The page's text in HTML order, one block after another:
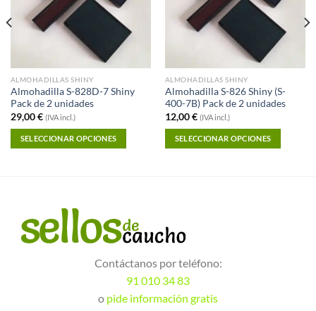
ALMOHADILLAS SHINY
Almohadilla S-828D-7 Shiny
Pack de 2 unidades
29,00€ (IVA incl.)
SELECCIONAR OPCIONES
ALMOHADILLAS SHINY
Almohadilla S-826 Shiny (S-
400-7B) Pack de 2 unidades
12,00€ (IVA incl.)
SELECCIONAR OPCIONES
Contáctanos por teléfono:
91 010 34 83
o pide información gratis